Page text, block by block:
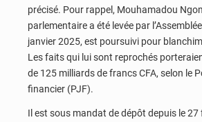
précisé. Pour rappel, Mouhamadou
parlementaire a été levée par
janvier 2025, est poursuivi pour
Les faits qui lui sont reprochés
de 125 milliards de francs CFA, selon le
financier (PJF).
Il est sous mandat de dépôt depuis le 27